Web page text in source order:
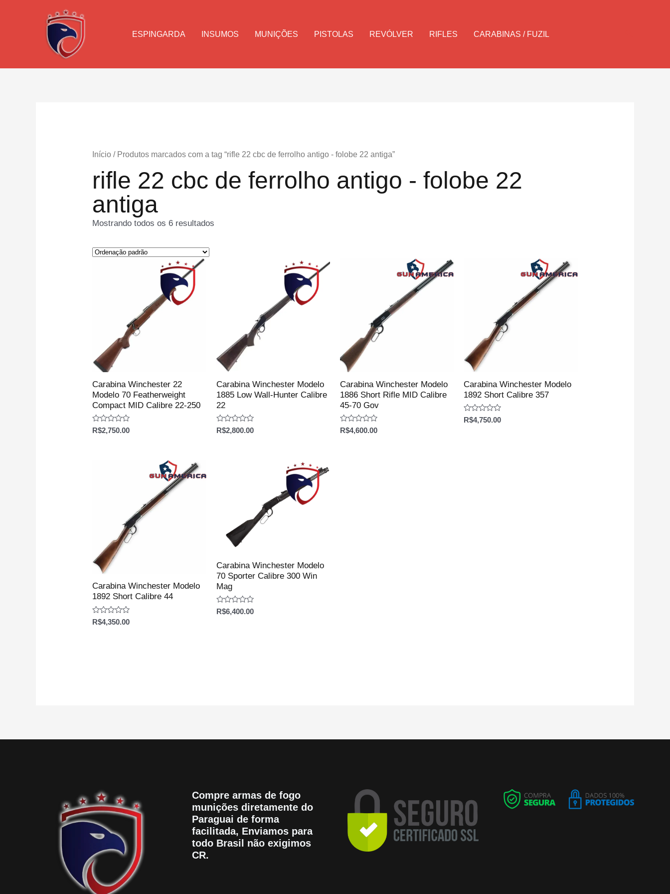
ESPINGARDA INSUMOS MUNIÇÕES PISTOLAS REVÓLVER RIFLES CARABINAS / FUZIL
Início / Produtos marcados com a tag “rifle 22 cbc de ferrolho antigo - folobe 22 antiga”
rifle 22 cbc de ferrolho antigo - folobe 22
antiga
Mostrando todos os 6 resultados
Carabina Winchester 22
Modelo 70 Featherweight
Compact MID Calibre 22-250
Avaliação
R$2,750.00
Carabina Winchester Modelo
1885 Low Wall-Hunter Calibre
22
Avaliação
R$2,800.00
Carabina Winchester Modelo
1886 Short Rifle MID Calibre
45-70 Gov
Avaliação
R$4,600.00
Carabina Winchester Modelo
1892 Short Calibre 357
Avaliação
R$4,750.00
Carabina Winchester Modelo
1892 Short Calibre 44
Avaliação
0
R$4,350.00
Carabina Winchester Modelo
70 Sporter Calibre 300 Win
Mag
Avaliação
R$6,400.00
Compre armas de fogo
munições diretamente do
Paraguai de forma
facilitada, Enviamos para
todo Brasil não exigimos
CR.